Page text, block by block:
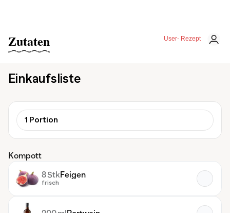
User- Rezept
Zutaten